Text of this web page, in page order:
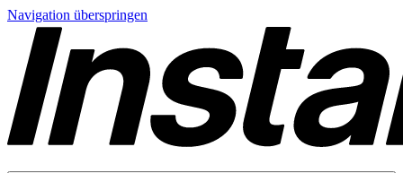
Navigation überspringen